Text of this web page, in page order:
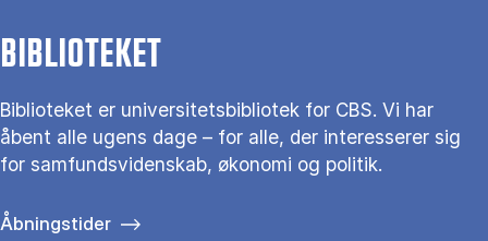
BIBLIOTEKET
Biblioteket er universitetsbibliotek for CBS. Vi har
åbent alle ugens dage – for alle, der interesserer sig
for samfundsvidenskab, økonomi og politik.
Åbningstider